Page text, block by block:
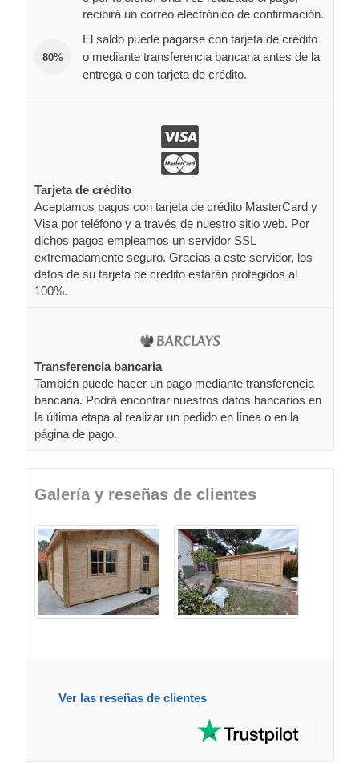
recibirá un correo electrónico de confirmación.
80%
El saldo puede pagarse con tarjeta de crédito
o mediante transferencia bancaria antes de la
entrega o con tarjeta de crédito.
Tarjeta de crédito
Aceptamos pagos con tarjeta de crédito MasterCard y
Visa por teléfono y a través de nuestro sitio web. Por
dichos pagos empleamos un servidor SSL
extremadamente seguro. Gracias a este servidor, los
datos de su tarjeta de crédito estarán protegidos al
100%.
Transferencia bancaria
También puede hacer un pago mediante transferencia
bancaria. Podrá encontrar nuestros datos bancarios en
la última etapa al realizar un pedido en línea o en la
página de pago.
Galería y reseñas de clientes
Ver las reseñas de clientes